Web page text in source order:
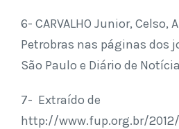
6- CARVALHO Junior, Celso,
Petrobras nas páginas dos
São Paulo e Diário de
7- Extraído de
http://www.fup.org.br/